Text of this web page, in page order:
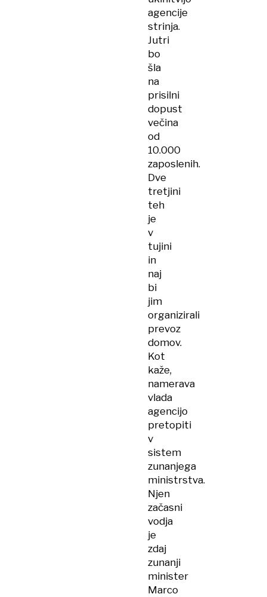
agencije
strinja.
Jutri
bo
šla
na
prisilni
dopust
večina
od
10.000
zaposlenih.
Dve
tretjini
teh
je
v
tujini
in
naj
bi
jim
organizirali
prevoz
domov.
Kot
kaže,
namerava
vlada
agencijo
pretopiti
v
sistem
zunanjega
ministrstva.
Njen
začasni
vodja
je
zdaj
zunanji
minister
Marco